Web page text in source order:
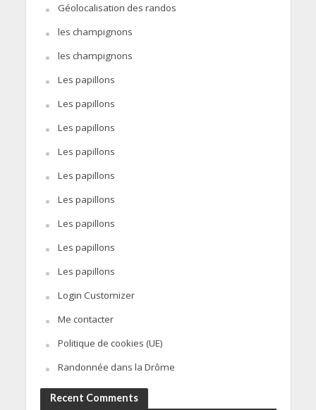
Géolocalisation des randos
les champignons
les champignons
Les papillons
Les papillons
Les papillons
Les papillons
Les papillons
Les papillons
Les papillons
Les papillons
Les papillons
Login Customizer
Me contacter
Politique de cookies (UE)
Randonnée dans la Drôme
Recent Comments